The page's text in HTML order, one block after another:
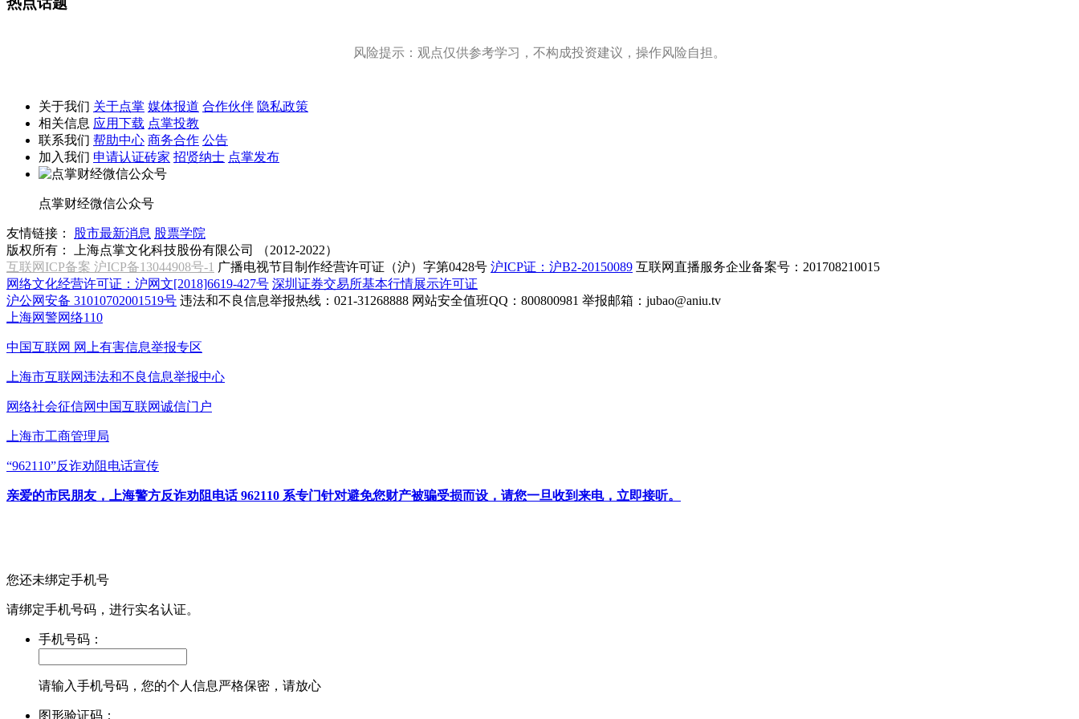
风险提示：观点仅供参考学习，不构成投资建议，操作风险自担。
关于我们 关于点掌 媒体报道 合作伙伴 隐私政策
相关信息 应用下载 点掌投教
联系我们 帮助中心 商务合作 公告
加入我们 申请认证砖家 招贤纳士 点掌发布
点掌财经微信公众号
友情链接： 股市最新消息 股票学院
版权所有：
上海点掌文化科技股份有限公司 （2012-2022）
互联网ICP备案 沪ICP备13044908号-1 广播电视节目制作经营许可证（沪）字第0428号 沪ICP证：沪B2-20150089 互联网直播服务企业备案号：201708210015
网络文化经营许可证：沪网文[2018]6619-427号 深圳证券交易所基本行情展示许可证
沪公网安备 31010702001519号 违法和不良信息举报热线：021-31268888 网站安全值班QQ：800800981 举报邮箱： jubao@aniu.tv
上海网警网络110
中国互联网 网上有害信息举报专区
上海市互联网违法和不良信息举报中心
网络社会征信网中国互联网诚信门户
上海市工商管理局
“962110”反诈劝阻电话宣传
亲爱的市民朋友，上海警方反诈劝阻电话 962110 系专门针对避免您财产被骗受损而设，请您一旦收到来电，立即接听。
您还未绑定手机号
请绑定手机号码，进行实名认证。
手机号码：
请输入手机号码，您的个人信息严格保密，请放心
图形验证码：